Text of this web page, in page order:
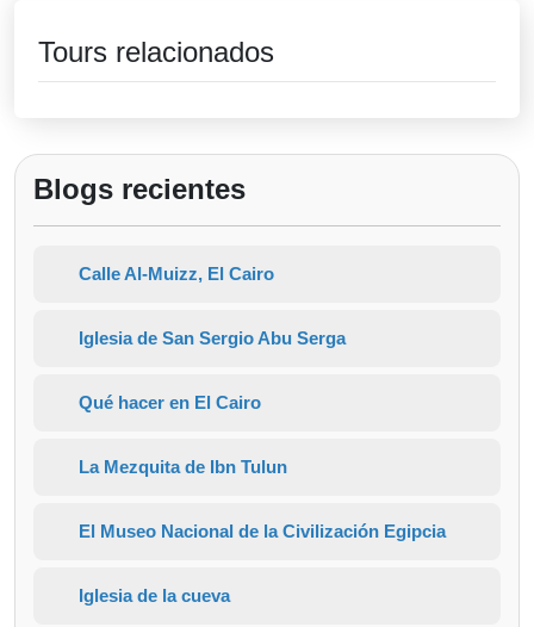
Tours relacionados
Blogs recientes
Calle Al-Muizz, El Cairo
Iglesia de San Sergio Abu Serga
Qué hacer en El Cairo
La Mezquita de Ibn Tulun
El Museo Nacional de la Civilización Egipcia
Iglesia de la cueva